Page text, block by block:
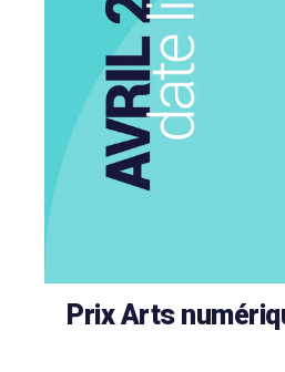
Prix Arts